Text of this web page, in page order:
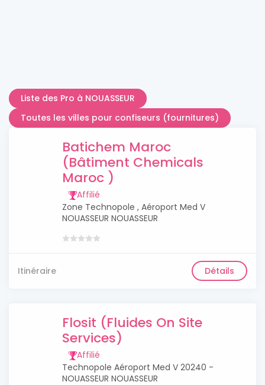
Liste des Pro à NOUASSEUR
Toutes les villes pour confiseurs (fournitures)
Batichem Maroc
(Bâtiment Chemicals
Maroc )
Affilié
Zone Technopole , Aéroport Med V
NOUASSEUR NOUASSEUR
Itinéraire Détails
Flosit (Fluides On Site
Services)
Affilié
Technopole Aéroport Med V 20240 -
NOUASSEUR NOUASSEUR